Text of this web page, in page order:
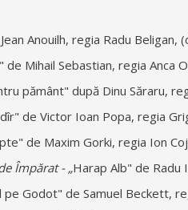
Anouilh, regia Radu Beligan,
de Mihail Sebastian, regia Anca
pământ" după Dinu Săraru,
de Victor Ioan Popa, regia
de Maxim Gorki, regia Ion
Împărat - „Harap Alb" de Radu
Godot" de Samuel Beckett,